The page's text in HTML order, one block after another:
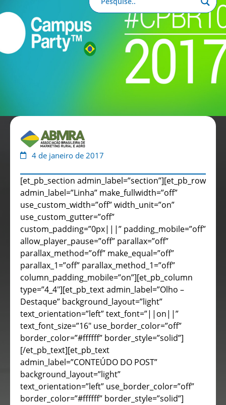
4 de janeiro de 2017
[et_pb_section admin_label=”section”][et_pb_row
admin_label=”Linha” make_fullwidth=”off”
use_custom_width=”off” width_unit=”on”
use_custom_gutter=”off”
custom_padding=”0px|||” padding_mobile=”off”
allow_player_pause=”off” parallax=”off”
parallax_method=”off” make_equal=”off”
parallax_1=”off” parallax_method_1=”off”
column_padding_mobile=”on”][et_pb_column
type=”4_4″][et_pb_text admin_label=”Olho –
Destaque” background_layout=”light”
text_orientation=”left” text_font=”||on||”
text_font_size=”16″ use_border_color=”off”
border_color=”#ffffff” border_style=”solid”]
[/et_pb_text][et_pb_text
admin_label=”CONTEÚDO DO POST”
background_layout=”light”
text_orientation=”left” use_border_color=”off”
border_color=”#ffffff” border_style=”solid”]